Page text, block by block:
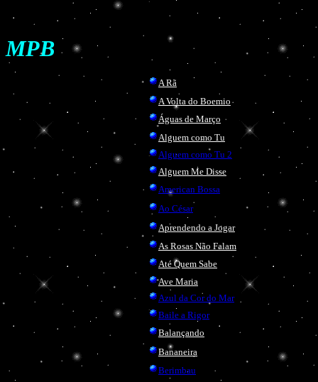
MPB
A Rã
A Volta do Boemio
Águas de Março
Alguem como Tu
Alguem como Tu 2
Alguem Me Disse
American Bossa
Ao César
Aprendendo a Jogar
As Rosas Não Falam
Até Quem Sabe
Ave Maria
Azul da Cor do Mar
Baile a Rigor
Balançando
Bananeira
Berimbau